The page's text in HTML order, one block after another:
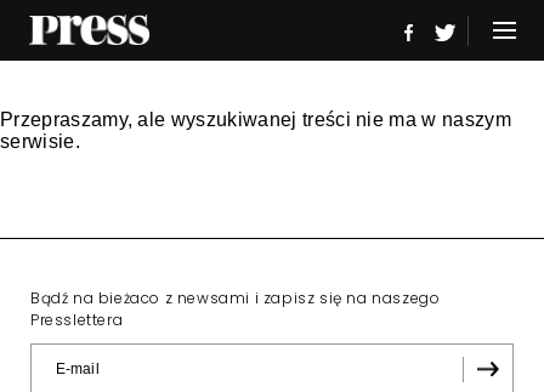
Przepraszamy, ale wyszukiwanej treści nie ma w naszym
serwisie.
Bądź na bieżaco z newsami i zapisz się na naszego
Presslettera